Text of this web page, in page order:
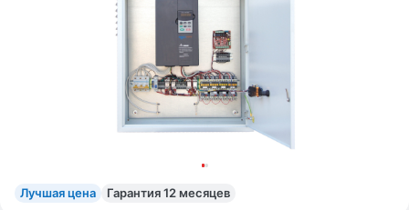
Лучшая цена Гарантия 12 месяцев